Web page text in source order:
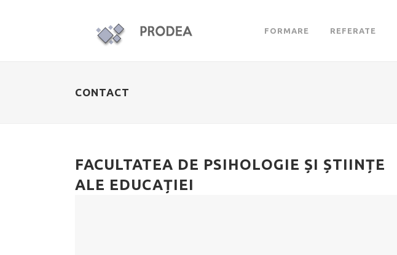
FORMARE REFERATE
CONTACT
FACULTATEA DE PSIHOLOGIE ȘI ȘTIINȚE
ALE EDUCAȚIEI